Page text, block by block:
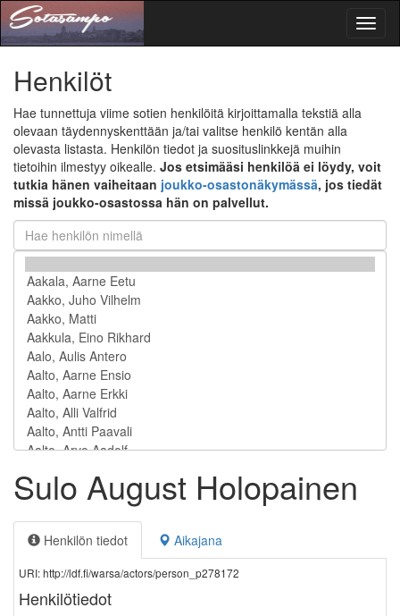
Henkilöt
Hae tunnettuja viime sotien henkilöitä kirjoittamalla tekstiä alla
olevaan täydennyskenttään ja/tai valitse henkilö kentän alla
olevasta listasta. Henkilön tiedot ja suosituslinkkejä muihin
tietoihin ilmestyy oikealle. Jos etsimääsi henkilöä ei löydy, voit
tutkia hänen vaiheitaan joukko-osastonäkymässä, jos tiedät
missä joukko-osastossa hän on palvellut.
Sulo August Holopainen
Henkilön tiedot Aikajana
URI: http://ldf.fi/warsa/actors/person_p278172
Henkilötiedot